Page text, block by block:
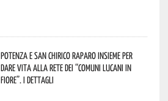
Potenza e San Chirico Raparo insieme per
dare vita alla rete dei “Comuni Lucani in
Fiore”. I dettagli